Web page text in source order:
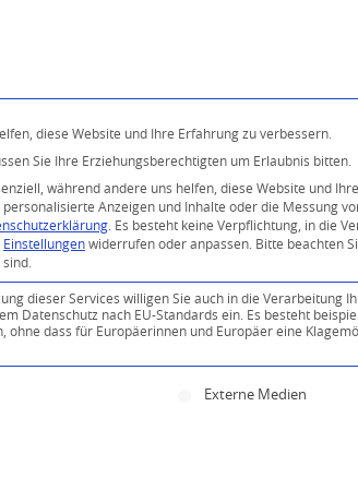
diese Website und Ihre Erfahrung zu verbessern.
Sie Ihre Erziehungsberechtigten um Erlaubnis bitten.
während andere uns helfen, diese Website und
Anzeigen und Inhalte oder die Messung
Es besteht keine Verpflichtung, in die
Einstellungen widerrufen oder anpassen.
Bitte beachten
dieser Services willigen Sie auch in die Verarbeitung
Datenschutz nach EU-Standards ein. Es besteht
dass für Europäerinnen und Europäer eine
werden kann. Die erste
Externe Medien